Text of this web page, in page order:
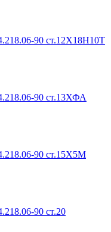
90 ст.12Х18Н10Т
90 ст.13ХФА
90 ст.15Х5М
90 ст.20